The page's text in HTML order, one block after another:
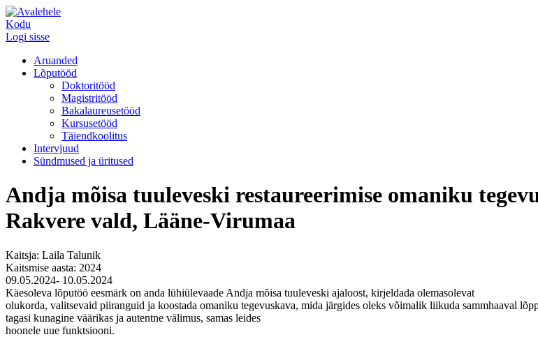
Kodu
Logi sisse
Aruanded
Lõputööd
Doktoritööd
Magistritööd
Bakalaureusetööd
Kursusetööd
Täiendkoolitus
Intervjuud
Sündmused ja üritused
Andja mõisa tuuleveski restaureerimise omaniku
Rakvere vald, Lääne-Virumaa
Kaitsja: Laila Talunik
Kaitsmise aasta: 2024
09.05.2024- 10.05.2024
Käesoleva lõputöö eesmärk on anda lühiülevaade Andja mõisa tuuleveski ajaloost, kirjeldada olemasolevat
olukorda, valitsevaid piiranguid ja koostada omaniku tegevuskava, mida järgides oleks võimalik liikuda sammhaaval
tagasi kunagine väärikas ja autentne välimus, samas leides
hoonele uue funktsiooni.